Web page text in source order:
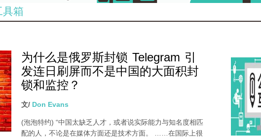
具箱
为什么是俄罗斯封锁 Telegram 引
发连日刷屏而不是中国的大面积封
锁和监控？
文/ Don Evans
(泡泡特约) “中国太缺乏人才，或者说实际能力与知名度相匹
配的人，不论是在媒体方面还是技术方面。 ……在国际上很